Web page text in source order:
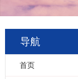
导航
首页